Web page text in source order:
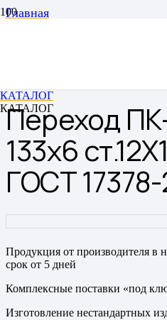
КАТАЛОГ
КАТАЛОГ
Главная
Переход
133х6
ГОСТ
Продукция от производителя в
срок от 5 дней
Комплексные поставки «под
Изготовление нестандартных